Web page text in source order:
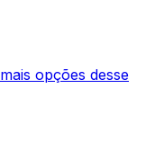
opções desse